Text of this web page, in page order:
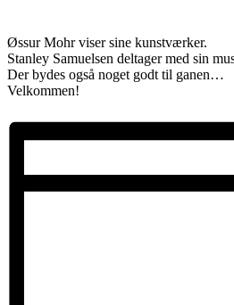
Øssur Mohr viser sine kunstværker.
Stanley Samuelsen deltager med sin
Der bydes også noget godt til ganen…
Velkommen!